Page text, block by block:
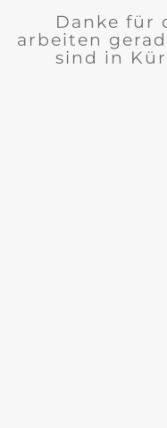
Danke für
arbeiten
sind in